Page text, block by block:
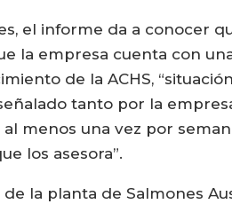
el informe da a conocer
la empresa cuenta con
de la ACHS,
tanto por la
al menos una vez por
los asesora”.
la planta de Salmones